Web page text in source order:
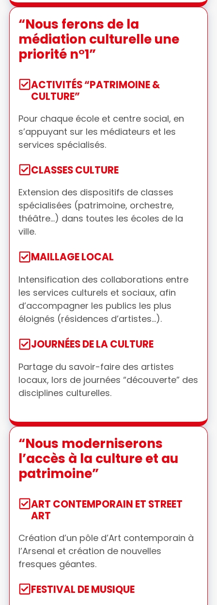
“Nous ferons de la
médiation culturelle une
priorité n°1”
ACTIVITÉS “PATRIMOINE &
CULTURE”
Pour chaque école et centre social, en
s’appuyant sur les médiateurs et les
services spécialisés.
CLASSES CULTURE
Extension des dispositifs de classes
spécialisées (patrimoine, orchestre,
théâtre…) dans toutes les écoles de la
ville.
MAILLAGE LOCAL
Intensification des collaborations entre
les services culturels et sociaux, afin
d’accompagner les publics les plus
éloignés (résidences d’artistes…).
JOURNÉES DE LA CULTURE
Partage du savoir-faire des artistes
locaux, lors de journées “découverte” des
disciplines culturelles.
“Nous moderniserons
l’accès à la culture et au
patrimoine”
ART CONTEMPORAIN ET STREET
ART
Création d’un pôle d’Art contemporain à
l’Arsenal et création de nouvelles
fresques géantes.
FESTIVAL DE MUSIQUE